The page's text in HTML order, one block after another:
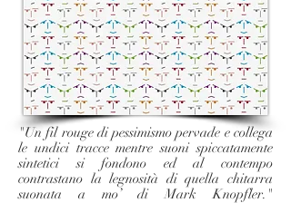
"Un fil rouge di pessimismo pervade e collega
le undici tracce mentre suoni spiccatamente
sintetici si fondono ed al contempo
contrastano la legnosità di quella chitarra
suonata a mo’ di Mark Knopfler."